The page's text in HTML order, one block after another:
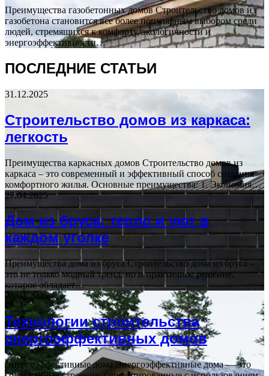
Преимущества газобетонных домов Строительство домов из
газобетона становится все более популярным выбором среди
людей, стремящихся к комфорту, экологичности и
энергоэффективности…
ПОСЛЕДНИЕ СТАТЬИ
31.12.2025
Строительство домов из каркаса:
легкость
Преимущества каркасных домов Строительство домов из
каркаса – это современный и эффективный способ создания
комфортного жилья. Основные преимущества: 1. Экономия…
27.04.2025
Дом из бруса: тепло и уют в
каждом уголке
Преимущества дома из бруса Строительство дома из бруса –
это не только модный тренд, но и практичное решение,
которое обладает…
25.02.2026
Технологии строительства
энергоэффективных домов
Энергоэффективные дома Энергоэффективные дома — это